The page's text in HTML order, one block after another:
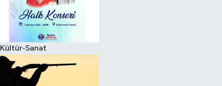
Kültür-Sanat